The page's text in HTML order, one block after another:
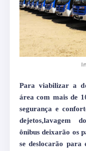
Para viabilizar a
área com mais de
segurança e
dejetos,lavagem
ônibus deixarão os
se deslocarão para